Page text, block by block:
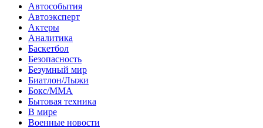
Автособытия
Автоэксперт
Актеры
Аналитика
Баскетбол
Безопасность
Безумный мир
Биатлон/Лыжи
Бокс/MMA
Бытовая техника
В мире
Военные новости